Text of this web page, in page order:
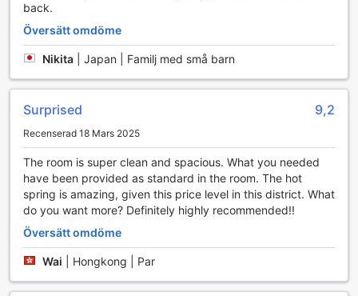
På Lenessa Jyougasaki kan gästerna njuta av ett bekvämt
och smidigt transportsystem som gör vistelsen ännu mer
angenäm. Hotellet erbjuder gratis parkering på plats, vilket
underlättar för gäster som anländer med bil och ger dem
möjlighet att utforska området i sin egen takt. För extra
tar dig till och från viktiga platser i närheten, vilket gör att
du enkelt kan ta dig runt utan att behöva oroa dig för
biluthyrningstjänster tillgängliga för gäster som vill ha ännu
mer flexibilitet och komfort under sin vistelse.
Bekväma och välutrustade rum på Lenessa Jyougasaki
Upplev en avkopplande vistelse i de moderna och
välutrustade rummen på Lenessa Jyougasaki, där komfort
står i fokus. Varje rum är utrustat med luftkonditionering för
att säkerställa en behaglig temperatur oavsett årstid, samt
back.
Översätt omdöme
Nikita Japan | Familj med små barn
Surprised 9,2
Recenserad 18 Mars 2025
The room is super clean and spacious. What you needed
have been provided as standard in the room. The hot
spring is amazing, given this price level in this district. What
do you want more? Definitely highly recommended!!
Översätt omdöme
Wai Hongkong | Par